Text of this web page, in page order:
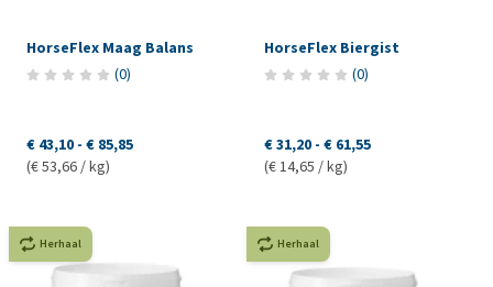
HorseFlex Maag Balans
(0)
€ 43,10 - € 85,85
(€ 53,66 / kg)
HorseFlex Biergist
(0)
€ 31,20 - € 61,55
(€ 14,65 / kg)
Herhaal Herhaal